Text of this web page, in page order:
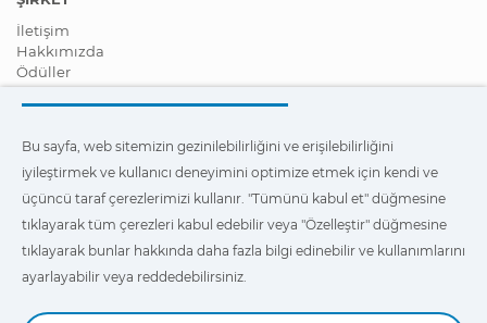
İletişim
Hakkımızda
Ödüller
Sertifikalar
Kurumsal Sosyal Sorumluluk
Haberler
Videolar
FAQ - Sıkça Sorulan Sorular
Bu sayfa, web sitemizde erişilebilirliği ve en iyi gezinti
deneyimini sağlamak, ayrıca da kullanıcı deneyimini optimize
etmek için kendi ve üçüncü taraf çerezlerimizi kullanır. Bunlar
veya reddetmek için"Ayarlar"üzerine tıklayabilirsiniz.
Bu sayfa, web sitemizin gezinilebilirliğini ve erişilebilirliğini
iyileştirmek ve kullanıcı deneyimini optimize etmek için kendi ve
üçüncü taraf çerezlerimizi kullanır. "Tümünü kabul et" düğmesine
tıklayarak tüm çerezleri kabul edebilir veya "Özelleştir" düğmesine
tıklayarak bunlar hakkında daha fazla bilgi edinebilir ve kullanımlarını
ayarlayabilir veya reddedebilirsiniz.